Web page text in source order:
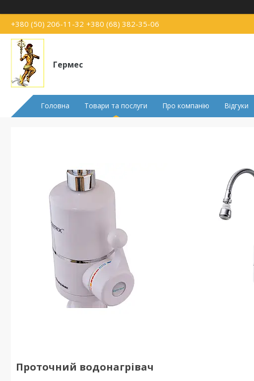
+380 (50) 206-11-32 +380 (68) 382-35-06
Гермес
Головна Товари та послуги Про компанію Відгуки
Проточний водонагрівач